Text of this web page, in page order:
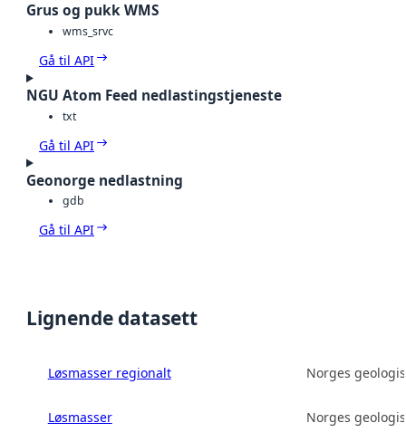
Grus og pukk WMS
wms_srvc
Gå til API
NGU Atom Feed nedlastingstjeneste
txt
Gå til API
Geonorge nedlastning
gdb
Gå til API
Lignende datasett
Løsmasser regionalt Norges
Løsmasser Norges